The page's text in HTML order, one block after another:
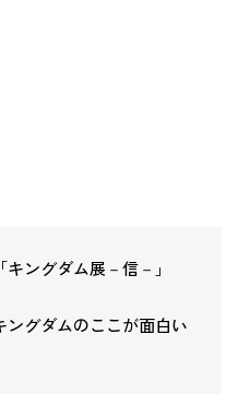
ングダム展－信－」
グダムのここが面白い